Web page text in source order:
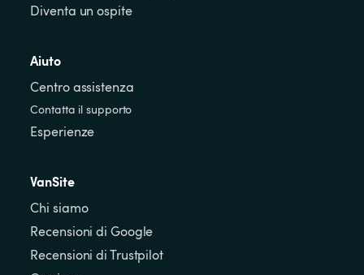
Diventa un ospite
Aiuto
Centro assistenza
Contatta il supporto
Esperienze
VanSite
Chi siamo
Recensioni di Google
Recensioni di Trustpilot